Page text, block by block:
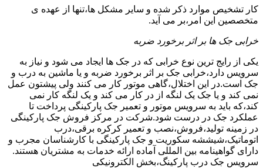
کار تشخیص موارد ذکر شده و سایر مشکل ها،تنها از عهده ی
متخصصین این امر،بر می آید.
خرابی جک ها بر اثر برخورد ضربه
یکی از رایج ترین نوع خرابی که در جک ها ایجاد می شود و نیاز به
سرویس دارد،خرابی جک بر اثر برخورد ضربه و یا ماشین به درب و
جک است.در این اختلال،گاهی موتور کار می کنند ولی پیشتون عمل
نمی کند و یا جک یک لنگه از در کار می کند و یک لنگه کار نمی
کند،که باید به سرویس موتور و تعمیر جک پارکینگی پرداخت تا
عملکرد جک در درست شود.شرکت در مرکز فروش جک پارکینگی
در زمینه تولید،فروش،نصب و تعمیر کرکره برقی،درب
اتوماتیک،شیششه سکوریت و جک پارکینگی با کارشناسان مجرب و
دارای گواهینامه بین المللی آماده ارائه خدمات به مشتریان هستند.
سرویس جک درب پارکینگ،بخش الکترونیکی